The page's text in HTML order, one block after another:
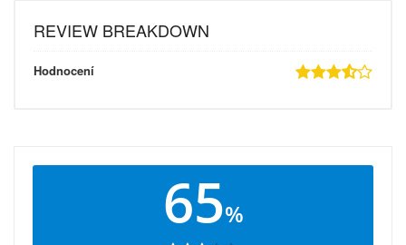
REVIEW BREAKDOWN
Hodnocení
65%